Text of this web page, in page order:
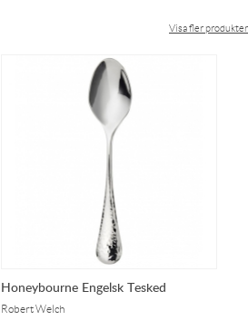
Visa fler produkter
Honeybourne Engelsk Tesked
Robert Welch